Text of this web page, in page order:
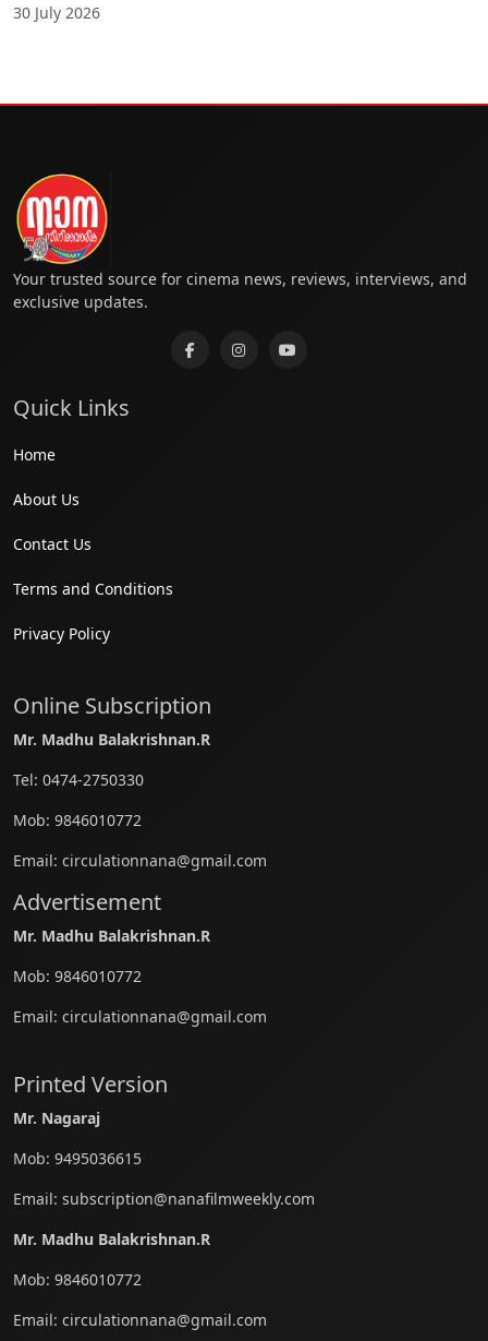
30 July 2026
Your trusted source for cinema news, reviews, interviews, and
exclusive updates.
Quick Links
Home
About Us
Contact Us
Terms and Conditions
Privacy Policy
Online Subscription
Mr. Madhu Balakrishnan.R
Tel: 0474-2750330
Mob: 9846010772
Email: circulationnana@gmail.com
Advertisement
Mr. Madhu Balakrishnan.R
Mob: 9846010772
Email: circulationnana@gmail.com
Printed Version
Mr. Nagaraj
Mob: 9495036615
Email: subscription@nanafilmweekly.com
Mr. Madhu Balakrishnan.R
Mob: 9846010772
Email: circulationnana@gmail.com